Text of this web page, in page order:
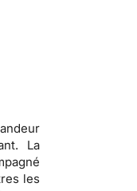
La
les